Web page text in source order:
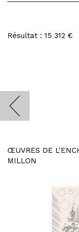
Résultat : 15 312 €
ŒUVRES DE
MILLON